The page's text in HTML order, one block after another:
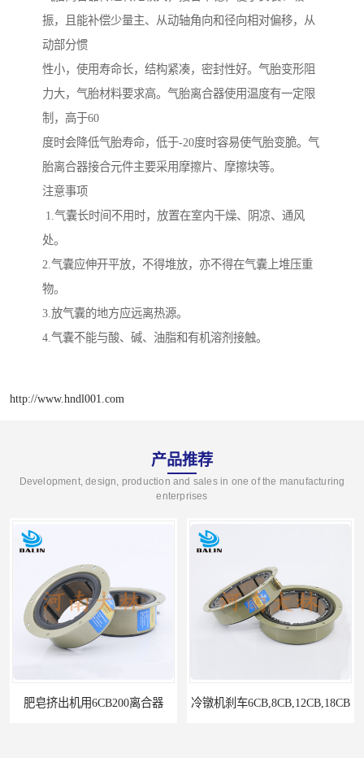
振，且能补偿少量主、从动轴角向和径向相对偏移，从
动部分惯
性小，使用寿命长，结构紧凑，密封性好。气胎变形阻
力大，气胎材料要求高。气胎离合器使用温度有一定限
制，高于60
度时会降低气胎寿命，低于-20度时容易使气胎变脆。气
胎离合器接合元件主要采用摩擦片、摩擦块等。
注意事项
1.气囊长时间不用时，放置在室内干燥、阴凉、通风
处。
2.气囊应伸开平放，不得堆放，亦不得在气囊上堆压重
物。
3.放气囊的地方应远离热源。
4.气囊不能与酸、碱、油脂和有机溶剂接触。
http://www.hndl001.com
产品推荐
Development, design, production and sales in one of the manufacturing
enterprises
肥皂挤出机用6CB200离合器 冷镦机刹车6CB,8CB,12CB,18CB